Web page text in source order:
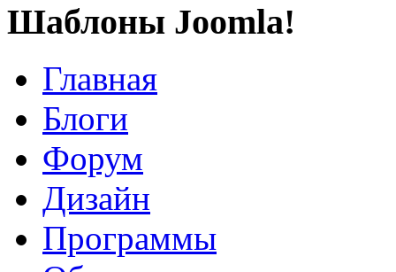
Шаблоны Joomla!
Главная
Блоги
Форум
Дизайн
Программы